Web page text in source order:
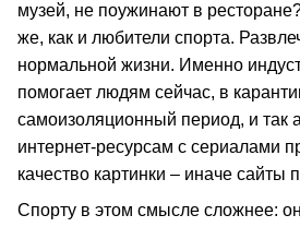
музей, не поужинают в
же, как и любители спорта.
нормальной жизни. Именно
помогает людям сейчас, в
самоизоляционный период, и так
интернет-ресурсам с сериалами
качество картинки – иначе сайты
Спорту в этом смысле сложнее: